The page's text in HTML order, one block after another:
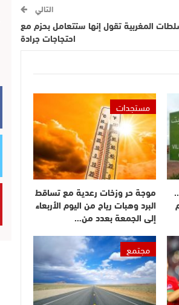
التالي
المغربية تقول إنها ستتعامل بحزم مع
احتجاجات جرادة
مستجدات
موجة حر وزخات رعدية مع تساقط
البرد وهبات رياح من اليوم الأربعاء
إلى الجمعة بعدد من…
مجتمع